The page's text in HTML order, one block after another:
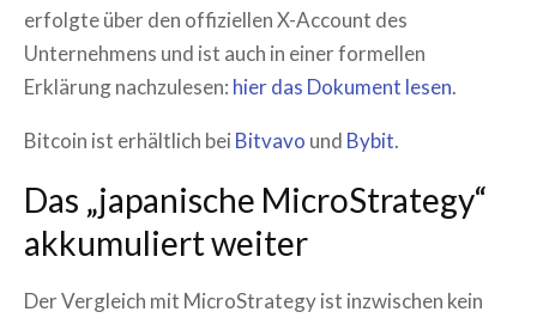
erfolgte über den offiziellen X-Account des
Unternehmens und ist auch in einer formellen
Erklärung nachzulesen: hier das Dokument lesen.
Bitcoin ist erhältlich bei Bitvavo und Bybit.
Das „japanische MicroStrategy“
akkumuliert weiter
Der Vergleich mit MicroStrategy ist inzwischen kein